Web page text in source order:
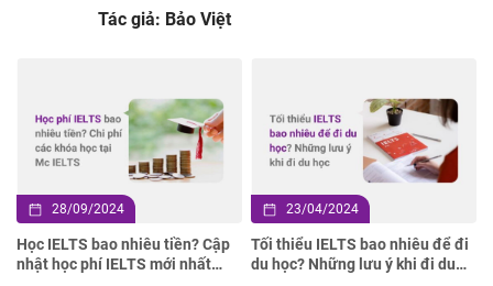
đặc biệt là […]Tác giả: Bảo Việt
28/09/2024
Học IELTS bao nhiêu tiền? Cập
nhật học phí IELTS mới nhất
23/04/2024
Tối thiểu IELTS bao nhiêu để đi
du học? Những lưu ý khi đi du